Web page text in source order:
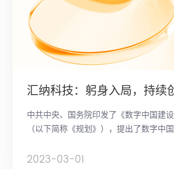
中共中央、国务院印发了《数字中国建
（以下简称《规划》），提出了数字中
纳科技积极探索技术与场景的融合边界，
2023-03-01